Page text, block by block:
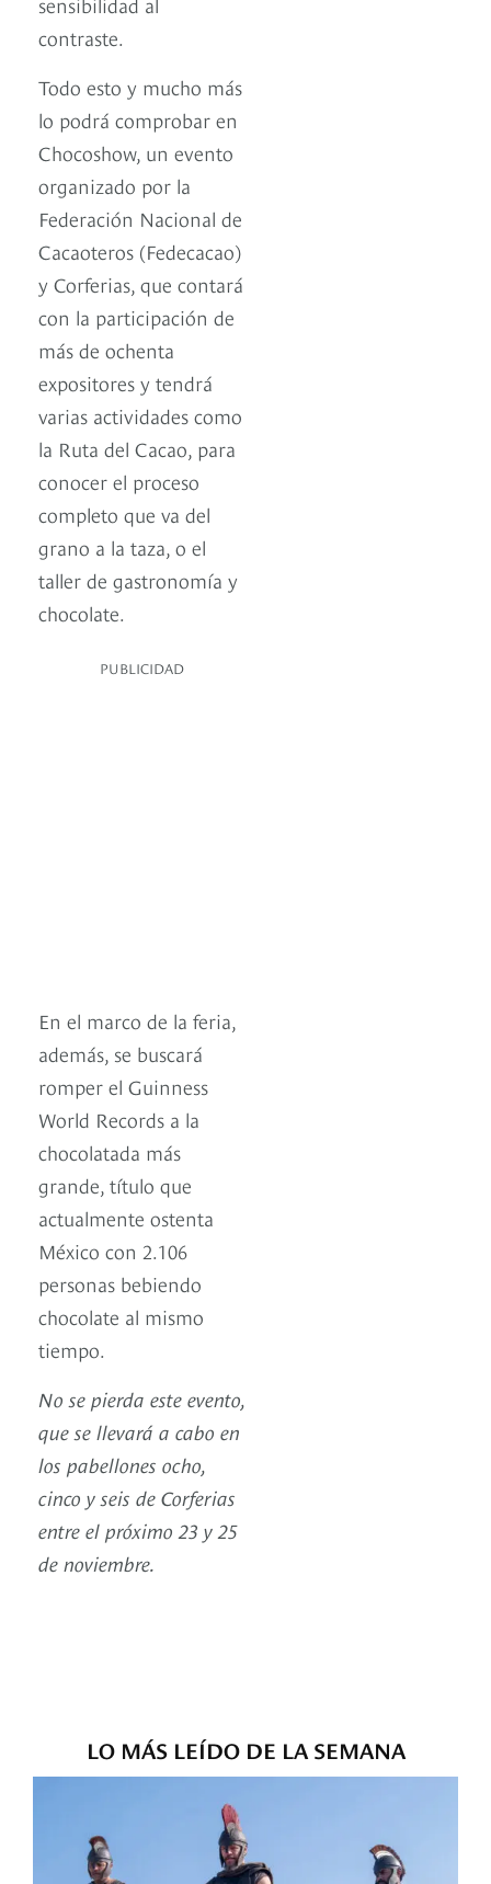
contraste.
Todo esto y mucho más
lo podrá comprobar en
Chocoshow, un evento
organizado por la
Federación Nacional de
Cacaoteros (Fedecacao)
y Corferias, que contará
con la participación de
más de ochenta
expositores y tendrá
varias actividades como
la Ruta del Cacao, para
conocer el proceso
completo que va del
grano a la taza, o el
taller de gastronomía y
chocolate.
PUBLICIDAD
En el marco de la feria,
además, se buscará
romper el Guinness
World Records a la
chocolatada más
grande, título que
actualmente ostenta
México con 2.106
personas bebiendo
chocolate al mismo
tiempo.
No se pierda este evento,
que se llevará a cabo en
los pabellones ocho,
cinco y seis de Corferias
entre el próximo 23 y 25
de noviembre.
LO MÁS LEÍDO DE LA SEMANA